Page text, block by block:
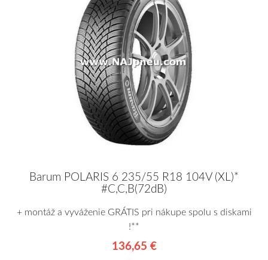
Barum POLARIS 6 235/55 R18 104V (XL)*
#C,C,B(72dB)
+ montáž a vyváženie GRÁTIS pri nákupe spolu s diskami
!**
136,65 €